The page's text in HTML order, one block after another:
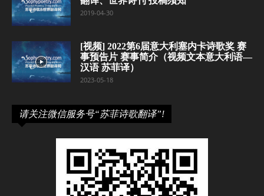
2019-04-30
[视频] 2022第6届意大利塞内卡诗歌奖 赛
事预告片 赛事简介（视频文本意大利语—
汉语 苏菲译）
2023-05-18
请关注微信服务号“苏菲诗歌翻译”!